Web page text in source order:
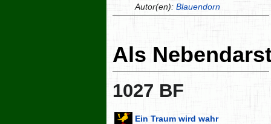
Autor(en): Blauendorn
Als
1027 BF
Ein Traum wird wahr